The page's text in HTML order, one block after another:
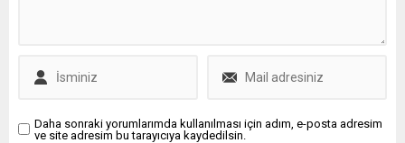
Daha sonraki yorumlarımda kullanılması için adım, e-posta adresim
ve site adresim bu tarayıcıya kaydedilsin.